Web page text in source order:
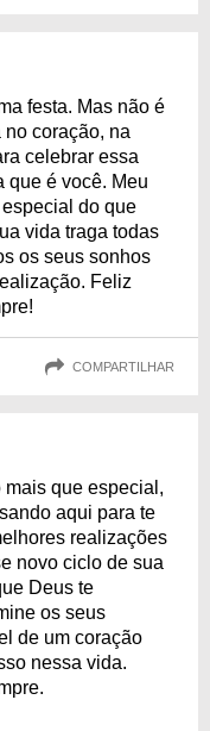
festa. Mas não é
coração, na
celebrar essa
que é você. Meu
do que
vida traga todas
os seus sonhos
Feliz
COMPARTILHAR
mais que especial,
aqui para te
realizações
novo ciclo de sua
Deus te
os seus
de um coração
nessa vida.